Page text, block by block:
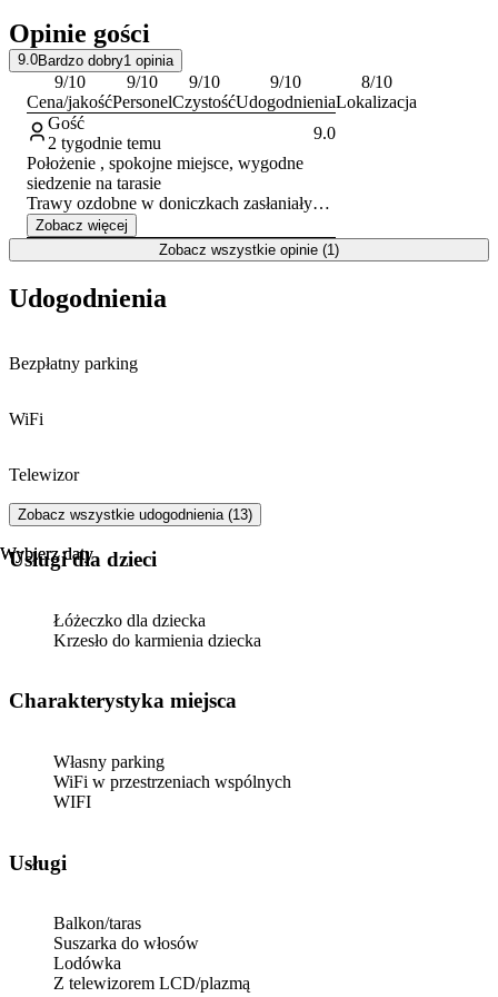
Dla rodzin z dziećmi przygotowano możliwość odpłatnego
wypożyczenia łóżeczka oraz krzesełka do karmienia. Doba
hotelowa rozpoczyna się o godzinie 16:00 i trwa do 10:00 w dniu
wyjazdu.
Opinie gości
9.0Bardzo dobry1 opinia
9/10
Cena/jakość
9/10
Personel
9/10
Czystość
9/10
Udogodnienia
8/10
Lokalizacja
Gość
2 tygodnie temu
9.0
Położenie , spokojne miejsce, wygodne
siedzenie na tarasie
Trawy ozdobne w doniczkach zasłaniały
widok na góry, szkoda
Zobacz więcej
Zobacz wszystkie opinie (1)
Wybierz daty
Wybierz daty
Udogodnienia
Bezpłatny parking
WiFi
Telewizor
Zobacz wszystkie udogodnienia (13)
usługi dla dzieci
Łóżeczko dla dziecka
Krzesło do karmienia dziecka
Charakterystyka miejsca
Własny parking
WiFi w przestrzeniach wspólnych
WIFI
Usługi
Balkon/taras
Suszarka do włosów
Lodówka
Z telewizorem LCD/plazmą